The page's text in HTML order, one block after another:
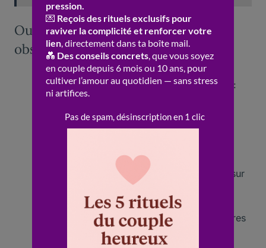
Outils essentiels pour sortir de l
obsession
Reconnaître les schémas obsessionnels
:
Identifier les pensées et comportements
répétitifs
Mettre en place des limites claires
S’engager dans une thérapie adaptée
Consulter un professionnel pour travailler sur
Développer l’autonomie émotionnelle
Apprendre à se satisfaire seul de ses propres